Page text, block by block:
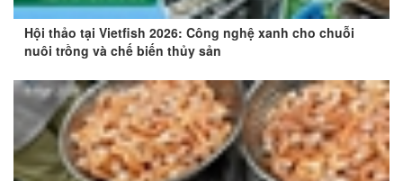
Hội thảo tại Vietfish 2026: Công nghệ xanh cho chuỗi
nuôi trồng và chế biến thủy sản